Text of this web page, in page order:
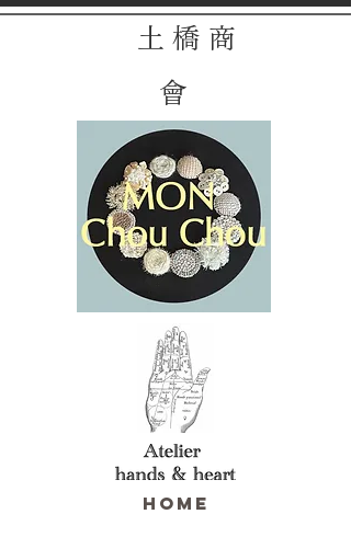
土 橋 商
會
HOME